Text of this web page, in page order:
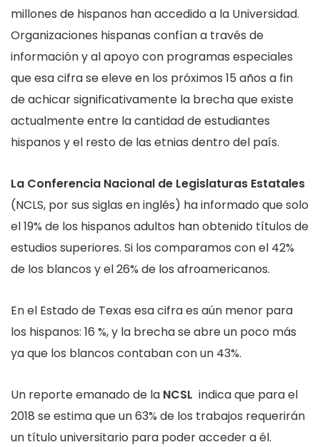
millones de hispanos han accedido a la Universidad.
Organizaciones hispanas confían a través de
información y al apoyo con programas especiales
que esa cifra se eleve en los próximos 15 años a fin
de achicar significativamente la brecha que existe
actualmente entre la cantidad de estudiantes
hispanos y el resto de las etnias dentro del país.
La Conferencia Nacional de Legislaturas Estatales
(NCLS, por sus siglas en inglés) ha informado que solo
el 19% de los hispanos adultos han obtenido títulos de
estudios superiores. Si los comparamos con el 42%
de los blancos y el 26% de los afroamericanos.
En el Estado de Texas esa cifra es aún menor para
los hispanos: 16 %, y la brecha se abre un poco más
ya que los blancos contaban con un 43%.
Un reporte emanado de la NCSL indica que para el
2018 se estima que un 63% de los trabajos requerirán
un título universitario para poder acceder a él.